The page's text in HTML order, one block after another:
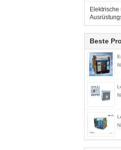
Beste